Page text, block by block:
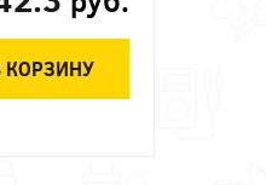
КОРЗИНУ